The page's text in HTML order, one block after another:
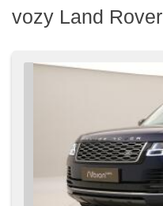
vozy Land Rover